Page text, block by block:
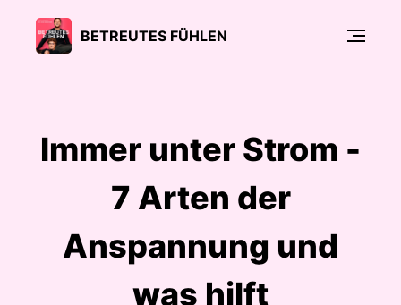
BETREUTES FÜHLEN
Immer unter Strom -
7 Arten der
Anspannung und
was hilft